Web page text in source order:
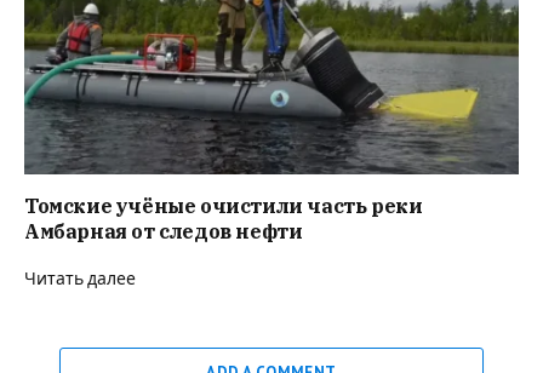
Томские учёные очистили часть реки
Амбарная от следов нефти
Читать далее